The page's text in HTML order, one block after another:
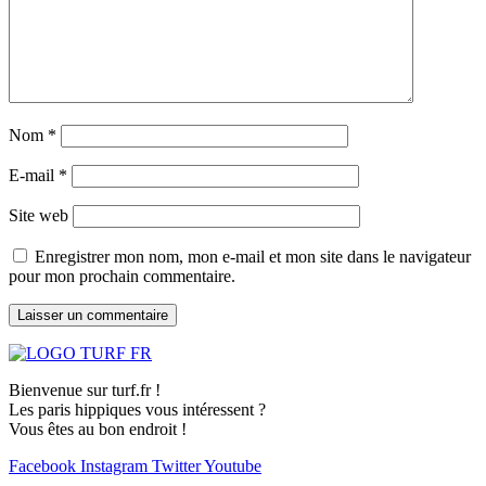
Nom *
E-mail *
Site web
Enregistrer mon nom, mon e-mail et mon site dans le navigateur
pour mon prochain commentaire.
Bienvenue sur turf.fr !
Les paris hippiques vous intéressent ?
Vous êtes au bon endroit !
Facebook Instagram TwitterYoutube